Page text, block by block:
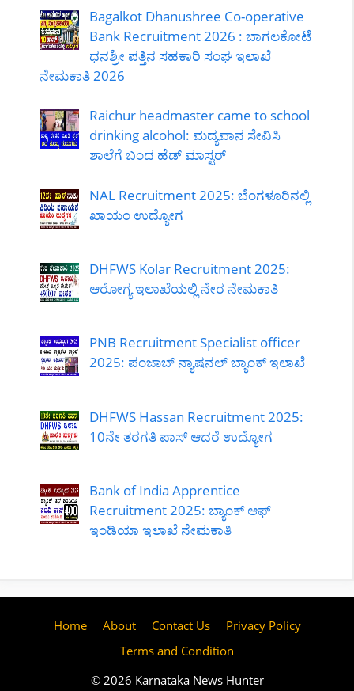
Bagalkot Dhanushree Co-operative
Bank Recruitment 2026 : ಬಾಗಲಕೋಟೆ
ಧನಶ್ರೀ ಪತ್ತಿನ ಸಹಕಾರಿ ಸಂಘ ಇಲಾಖೆ
ನೇಮಕಾತಿ 2026
Raichur headmaster came to school
drinking alcohol: ಮದ್ಯಪಾನ ಸೇವಿಸಿ
ಶಾಲೆಗೆ ಬಂದ ಹೆಡ್ ಮಾಸ್ಟರ್
NAL Recruitment 2025: ಬೆಂಗಳೂರಿನಲ್ಲಿ
ಖಾಯಂ ಉದ್ಯೋಗ
DHFWS Kolar Recruitment 2025:
ಆರೋಗ್ಯ ಇಲಾಖೆಯಲ್ಲಿ ನೇರ ನೇಮಕಾತಿ
PNB Recruitment Specialist officer
2025: ಪಂಜಾಬ್ ನ್ಯಾಷನಲ್ ಬ್ಯಾಂಕ್ ಇಲಾಖೆ
DHFWS Hassan Recruitment 2025:
10ನೇ ತರಗತಿ ಪಾಸ್ ಆದರೆ ಉದ್ಯೋಗ
Bank of India Apprentice
Recruitment 2025: ಬ್ಯಾಂಕ್ ಆಫ್
ಇಂಡಿಯಾ ಇಲಾಖೆ ನೇಮಕಾತಿ
Home About Contact Us
Privacy Policy
Terms and Condition
© 2026 Karnataka News Hunter